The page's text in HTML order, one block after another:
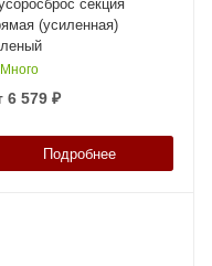
секция
(усиленная)
Много
6 579 ₽
Подробнее